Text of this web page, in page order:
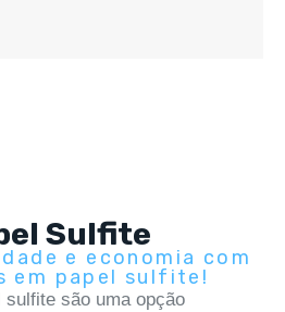
Sulfite
e economia com
em papel sulfite!
são uma opção